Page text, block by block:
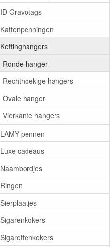
ID Gravotags
Kattenpenningen
Kettinghangers
Ronde hanger
Rechthoekige hangers
Ovale hanger
Vierkante hangers
LAMY pennen
Luxe cadeaus
Naambordjes
Ringen
Sierplaatjes
Sigarenkokers
Sigarettenkokers